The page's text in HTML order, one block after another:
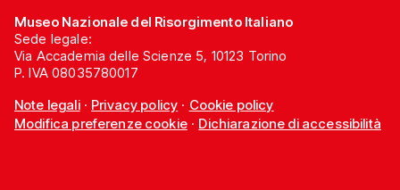
Museo Nazionale del Risorgimento Italiano
Sede legale:
Via Accademia delle Scienze 5, 10123 Torino
P. IVA 08035780017
Note legali· Privacy policy · Cookie policy
Modifica preferenze cookie· Dichiarazione di accessibilità